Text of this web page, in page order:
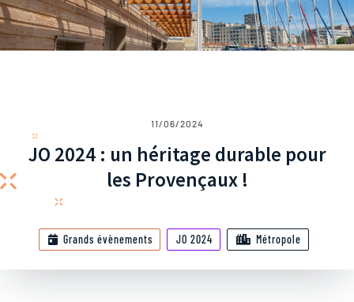
11/06/2024
JO 2024 : un héritage durable pour
les Provençaux !
Grands évènements JO 2024 Métropole